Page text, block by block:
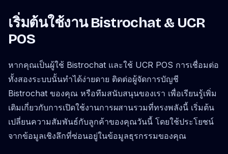
เริ่มต้นใช้งาน Bistrochat & UCR
POS
หากคุณเป็นผู้ใช้ Bistrochat และใช้ UCR POS การเชื่อมต่อ
ทั้งสองระบบนั้นทำได้ง่ายดาย ติดต่อผู้จัดการบัญชี
Bistrochat ของคุณ หรือทีมสนับสนุนของเรา เพื่อเรียนรู้เพิ่ม
เติมเกี่ยวกับการเปิดใช้งานการผสานรวมที่ทรงพลังนี้ เริ่มต้น
เปลี่ยนความสัมพันธ์กับลูกค้าของคุณวันนี้ โดยใช้ประโยชน์
จากข้อมูลเชิงลึกที่ซ่อนอยู่ในข้อมูลธุรกรรมของคุณ